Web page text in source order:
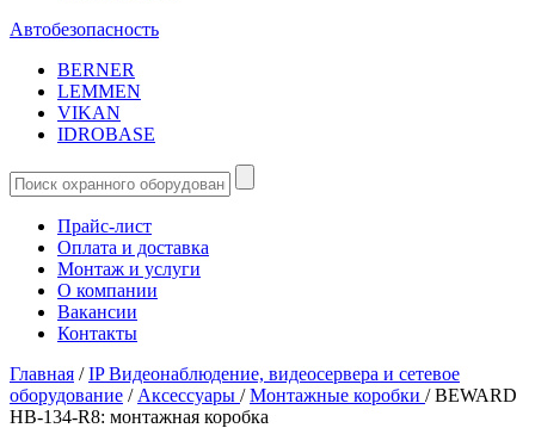
Автобезопасность
BERNER
LEMMEN
VIKAN
IDROBASE
Прайс-лист
Оплата и доставка
Монтаж и услуги
О компании
Вакансии
Контакты
Главная /IP Видеонаблюдение, видеосервера и сетевое
оборудование / Аксессуары /Монтажные коробки /BEWARD
HB-134-R8: монтажная коробка